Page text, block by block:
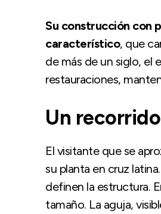
Su construcción con
característico, que
de más de un siglo, el
restauraciones,
Un
El visitante que se
su planta en cruz
definen la estructura.
tamaño. La aguja,